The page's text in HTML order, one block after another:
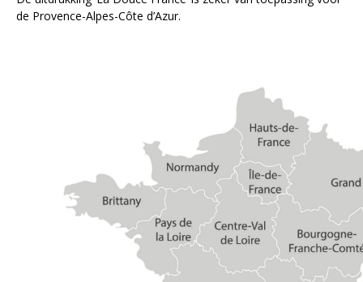
de Provence-Alpes-Côte d’Azur.